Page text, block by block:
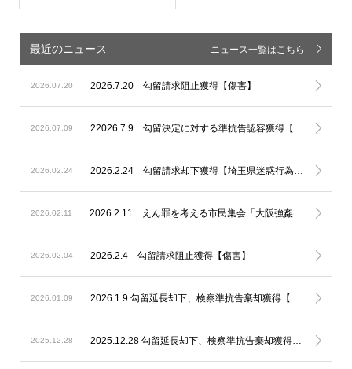
最近のニュース ニュース一覧はこちら
2026.07.20 2026.7.20 勾留請求阻止獲得【傷害】
2026.07.09 22026.7.9 勾留決定に対する準抗告認容獲得【埼玉県迷惑行為防止条例違反】
2026.02.24 2026.2.24 勾留請求却下獲得【埼玉県迷惑行為防止条例違反、性的姿態等撮影】
2026.02.11 2026.2.11 えん罪を考える市民集会「大阪強姦虚偽証言事件を題材に」基調講演講師、パネルディスカッションコーディネーターとして登壇いたしました。
2026.02.04 2026.2.4 勾留請求阻止獲得【傷害】
2026.01.09 2026.1.9 勾留延長却下、検察準抗告棄却獲得【不同意性交等】
2025.12.28 2025.12.28 勾留延長却下、検察準抗告棄却獲得【未成年者誘拐】